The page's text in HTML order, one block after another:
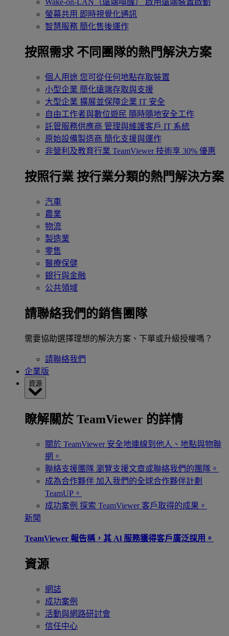
Wake-on-LAN（遠端喚醒）
啟用遠端裝置啟動
螢幕共用 即時視覺化通訊
智慧服務 簡化售後運作
按照需求 不同團隊的熱門解決方案
個人用途 您可從任何地點存取裝置
小型企業 簡化遠端存取與支援
大型企業 擴展並保障企業 IT 安全
自由工作者與數位遊民 隨時隨地安全工作
託管服務供應商 管理與維護客戶 IT 系統
原始設備製造商 簡化支援與運作
非營利及教育行業 TeamViewer 技術享 30% 優惠
按照行業 按行業分類的熱門解決方案
汽車
農業
物流
製造業
零售
醫療保健
銀行與金融
公共領域
請聯絡我們的銷售團隊
需要協助選擇理想的解決方案、下單或升級授權嗎？
請聯絡我們
企業版
資源
瞭解關於 TeamViewer 的詳情
關於 TeamViewer 安全地連線到他人、地點與物聯
網。
聯絡支援團隊 瀏覽支援文章或聯絡我們的團隊。
成為合作夥伴 加入我們的全球合作夥伴計劃
TeamUP。
成功案例 探索 TeamViewer 客戶取得的成果。
新聞
TeamViewer 報告稱，其 Al 服務獲得客戶廣泛採用。
資源
網誌
成功案例
活動與網路研討會
信任中心